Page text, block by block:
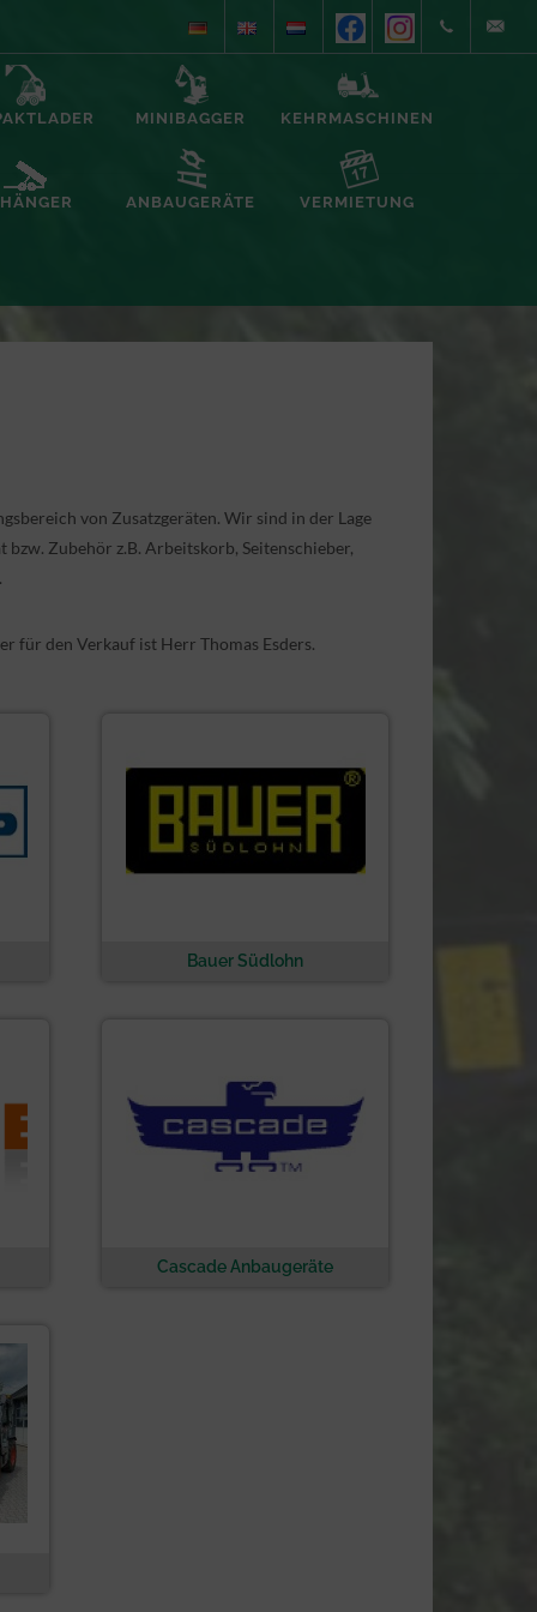
MINIBAGGER KEHRMASCHINEN
ANBAUGERÄTE VERMIETUNG
von Zusatzgeräten. Wir sind in der Lage
Zubehör z.B. Arbeitskorb, Seitenschieber,
für den Verkauf ist Herr Thomas Esders.
Bauer Südlohn
Cascade Anbaugeräte